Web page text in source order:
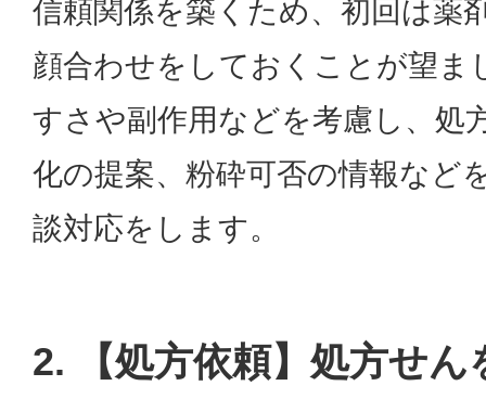
信頼関係を築くため、初回は薬
顔合わせをしておくことが望ま
すさや副作用などを考慮し、処
化の提案、粉砕可否の情報など
談対応をします。
2. 【処方依頼】処方せん